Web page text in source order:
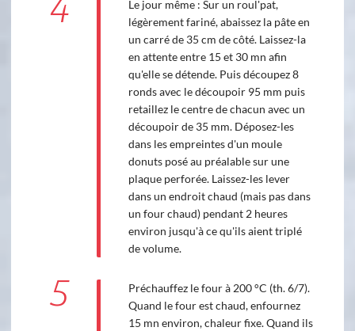
4
Le jour même : Sur un roul'pat,
légèrement fariné, abaissez la pâte en
un carré de 35 cm de côté. Laissez-la
en attente entre 15 et 30 mn afin
qu'elle se détende. Puis découpez 8
ronds avec le découpoir 95 mm puis
retaillez le centre de chacun avec un
découpoir de 35 mm. Déposez-les
dans les empreintes d'un moule
donuts posé au préalable sur une
plaque perforée. Laissez-les lever
dans un endroit chaud (mais pas dans
un four chaud) pendant 2 heures
environ jusqu'à ce qu'ils aient triplé
de volume.
5
Préchauffez le four à 200 °C (th. 6/7).
Quand le four est chaud, enfournez
15 mn environ, chaleur fixe. Quand ils